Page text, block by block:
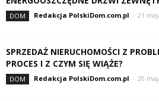
DOM Redakcja PolskiDom.com.pl - 21
SPRZEDAŻ NIERUCHOMOŚCI Z
PROCES I Z CZYM SIĘ WIĄŻE?
DOM Redakcja PolskiDom.com.pl - 20